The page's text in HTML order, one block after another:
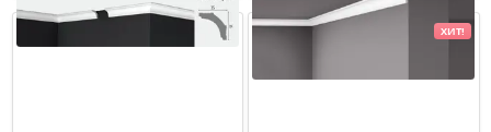
ХИТ!